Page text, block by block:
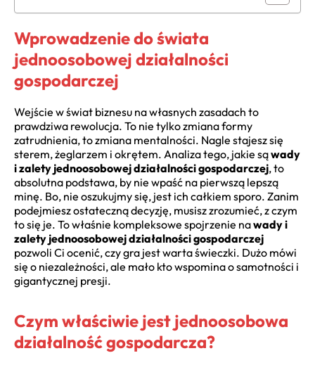
Wprowadzenie do świata
jednoosobowej działalności
gospodarczej
Wejście w świat biznesu na własnych zasadach to
prawdziwa rewolucja. To nie tylko zmiana formy
zatrudnienia, to zmiana mentalności. Nagle stajesz się
sterem, żeglarzem i okrętem. Analiza tego, jakie sąwady
i zalety jednoosobowej działalności gospodarczej, to
absolutna podstawa, by nie wpaść na pierwszą lepszą
minę. Bo, nie oszukujmy się, jest ich całkiem sporo. Zanim
podejmiesz ostateczną decyzję, musisz zrozumieć, z czym
to się je. To właśnie kompleksowe spojrzenie nawady i
zalety jednoosobowej działalności gospodarczej
pozwoli Ci ocenić, czy gra jest warta świeczki. Dużo mówi
się o niezależności, ale mało kto wspomina o samotności i
gigantycznej presji.
Czym właściwie jest jednoosobowa
działalność gospodarcza?